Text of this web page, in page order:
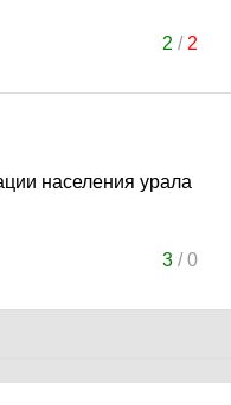
2 / 2
населения урала
3/0